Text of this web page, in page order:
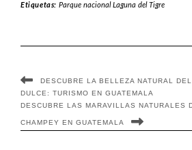
Etiquetas: Parque nacional Laguna del Tigre
DESCUBRE LA BELLEZA NATURAL
DULCE: TURISMO EN GUATEMALA
DESCUBRE LAS MARAVILLAS NATURALES
CHAMPEY EN GUATEMALA